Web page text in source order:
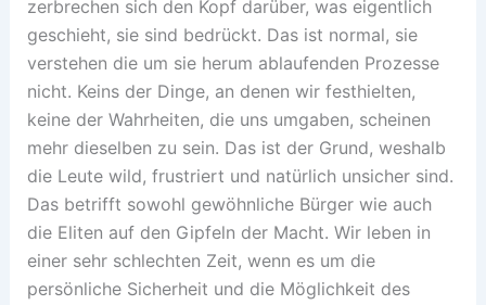
zerbrechen sich den Kopf darüber, was eigentlich
geschieht, sie sind bedrückt. Das ist normal, sie
verstehen die um sie herum ablaufenden Prozesse
nicht. Keins der Dinge, an denen wir festhielten,
keine der Wahrheiten, die uns umgaben, scheinen
mehr dieselben zu sein. Das ist der Grund, weshalb
die Leute wild, frustriert und natürlich unsicher sind.
Das betrifft sowohl gewöhnliche Bürger wie auch
die Eliten auf den Gipfeln der Macht. Wir leben in
einer sehr schlechten Zeit, wenn es um die
persönliche Sicherheit und die Möglichkeit des